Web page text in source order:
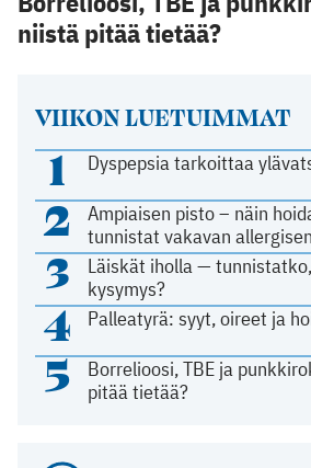
VIIKON LUETUIMMAT
1 Dyspepsia tarkoittaa
2
Ampiaisen pisto – näin
tunnistat vakavan
3
Läiskät iholla —
kysymys?
4 Palleatyrä: syyt, oireet ja
5
Borrelioosi, TBE ja
pitää tietää?
niistä pitää tietää?